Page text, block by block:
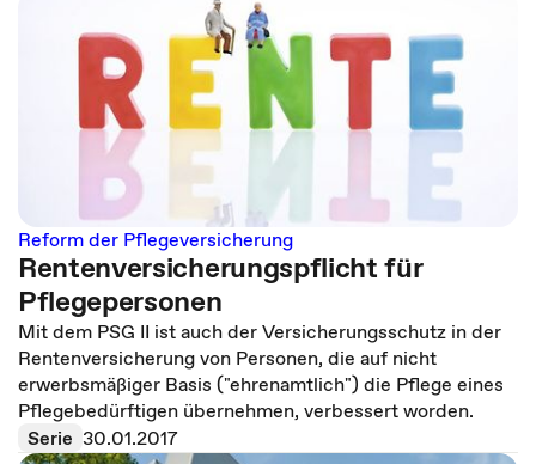
Reform der Pflegeversicherung
Rentenversicherungspflicht für
Pflegepersonen
Mit dem PSG II ist auch der Versicherungsschutz in der
Rentenversicherung von Personen, die auf nicht
erwerbsmäßiger Basis ("ehrenamtlich") die Pflege eines
Pflegebedürftigen übernehmen, verbessert worden.
Serie 30.01.2017